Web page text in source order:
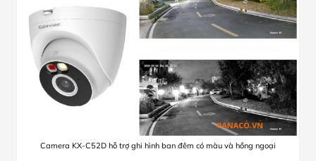
Camera KX-C52D hỗ trợ ghi hình ban đêm có màu và hồng ngoại